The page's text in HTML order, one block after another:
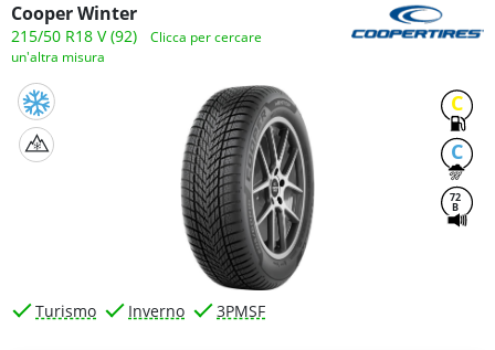
Cooper Winter
215/50 R18 V (92)
Clicca per cercare
un'altra misura
C
C
72
B
Turismo Inverno 3PMSF